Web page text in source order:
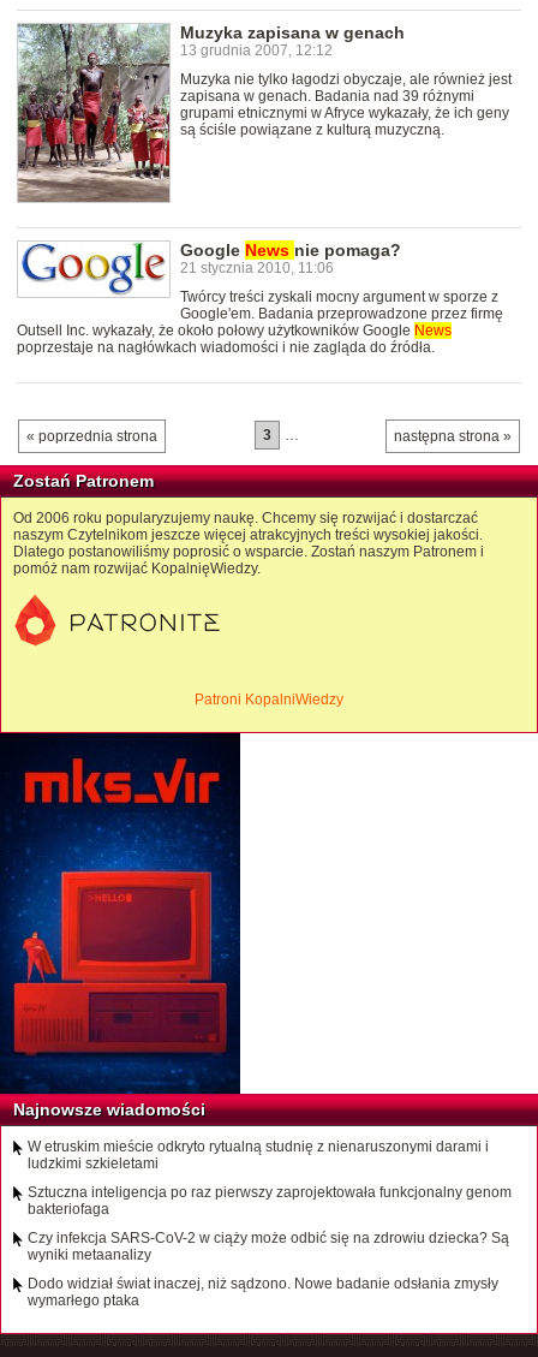
Muzyka zapisana w genach
13 grudnia 2007, 12:12
Muzyka nie tylko łagodzi obyczaje, ale również jest
zapisana w genach. Badania nad 39 różnymi
grupami etnicznymi w Afryce wykazały, że ich geny
są ściśle powiązane z kulturą muzyczną.
Google News nie pomaga?
21 stycznia 2010, 11:06
Twórcy treści zyskali mocny argument w sporze z
Google'em. Badania przeprowadzone przez firmę
Outsell Inc. wykazały, że około połowy użytkowników Google News
poprzestaje na nagłówkach wiadomości i nie zagląda do źródła.
« poprzednia strona następna strona »
3 …
Zostań Patronem
Od 2006 roku popularyzujemy naukę. Chcemy się rozwijać i dostarczać
naszym Czytelnikom jeszcze więcej atrakcyjnych treści wysokiej jakości.
Dlatego postanowiliśmy poprosić o wsparcie. Zostań naszym Patronem i
pomóż nam rozwijać KopalnięWiedzy.
Patroni KopalniWiedzy
Najnowsze wiadomości
W etruskim mieście odkryto rytualną studnię z nienaruszonymi darami i
ludzkimi szkieletami
Sztuczna inteligencja po raz pierwszy zaprojektowała funkcjonalny genom
bakteriofaga
Czy infekcja SARS-CoV-2 w ciąży może odbić się na zdrowiu dziecka? Są
wyniki metaanalizy
Dodo widział świat inaczej, niż sądzono. Nowe badanie odsłania zmysły
wymarłego ptaka